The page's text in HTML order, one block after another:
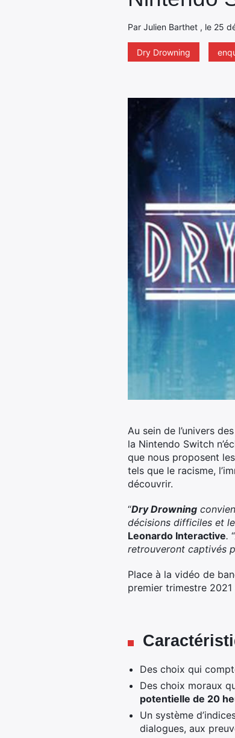
Par Julien Barthet , le 25
Dry Drowning
Au sein de l’univers
la Nintendo Switch
que nous proposent
tels que le racisme,
découvrir.
“Dry Drowning
décisions difficiles et
Leonardo Interactive. “
retrouveront captivés
Place à la vidéo de
premier trimestre 2021
Des choix qui
Des choix moraux
potentielle de 20
Un système
dialogues, aux